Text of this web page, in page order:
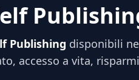
Publishing disponibili
accesso a vita,